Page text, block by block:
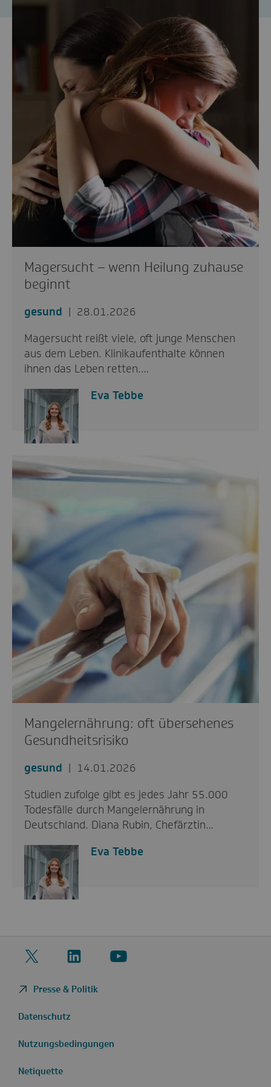
Magersucht – wenn Heilung zuhause
beginnt
gesund
28.01.2026
Magersucht reißt viele, oft junge Menschen
aus dem Leben. Klinikaufenthalte können
ihnen das Leben retten.…
Eva Tebbe
Mangelernährung: oft übersehenes
Gesundheitsrisiko
gesund
14.01.2026
Studien zufolge gibt es jedes Jahr 55.000
Todesfälle durch Mangelernährung in
Deutschland. Diana Rubin, Chefärztin…
Eva Tebbe
Twitter
LinkedIn
YouTube
Presse & Politik
Datenschutz
Nutzungsbedingungen
Netiquette